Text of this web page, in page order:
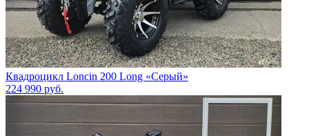
Квадроцикл Loncin 200 Long «Серый»
224 990 руб.